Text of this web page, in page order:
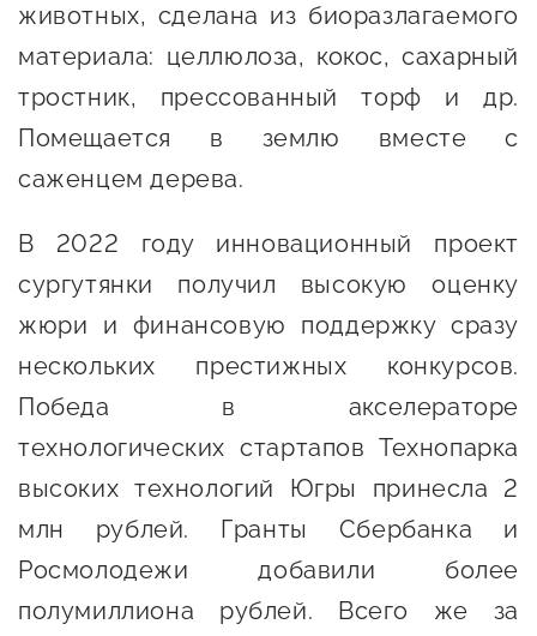
Консультационная поддержка
Образовательная поддержка
Поддержка креативного и
технологического
предпринимательства
Поддержка социальных
предпринимателей
Финансовая поддержка
Меры поддержки в условиях
внешнего санкционного
животных, сделана из биоразлагаемого
материала: целлюлоза, кокос, сахарный
тростник, прессованный торф и др.
Помещается в землю вместе с
саженцем дерева.
В 2022 году инновационный проект
сургутянки получил высокую оценку
жюри и финансовую поддержку сразу
нескольких престижных конкурсов.
Победа в акселераторе
технологических стартапов Технопарка
высоких технологий Югры принесла 2
млн рублей. Гранты Сбербанка и
Росмолодежи добавили более
полумиллиона рублей. Всего же за